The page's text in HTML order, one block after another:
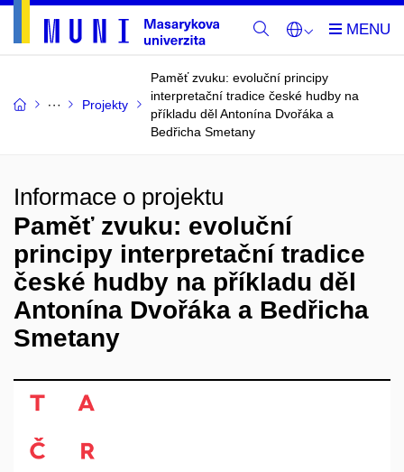
Projekty
Paměť zvuku: evoluční principy
interpretační tradice české hudby na
příkladu děl Antonína Dvořáka a
Bedřicha Smetany
Informace o projektu
Paměť zvuku: evoluční
principy interpretační tradice
české hudby na příkladu děl
Antonína Dvořáka a Bedřicha
Smetany